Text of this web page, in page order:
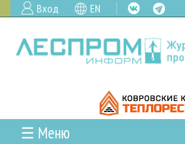
Вход EN
☰ Меню